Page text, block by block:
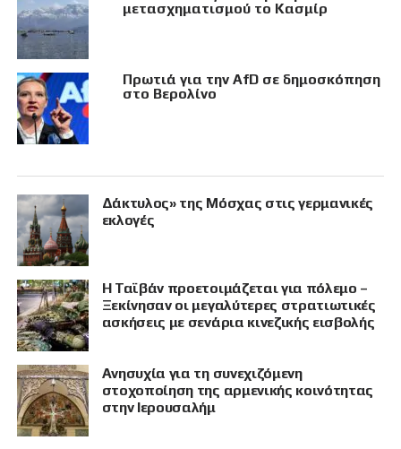
μετασχηματισμού το Κασμίρ
Πρωτιά για την AfD σε δημοσκόπηση
στο Βερολίνο
Δάκτυλος» της Μόσχας στις γερμανικές
εκλογές
Η Ταϊβάν προετοιμάζεται για πόλεμο –
Ξεκίνησαν οι μεγαλύτερες στρατιωτικές
ασκήσεις με σενάρια κινεζικής εισβολής
Ανησυχία για τη συνεχιζόμενη
στοχοποίηση της αρμενικής κοινότητας
στην Ιερουσαλήμ